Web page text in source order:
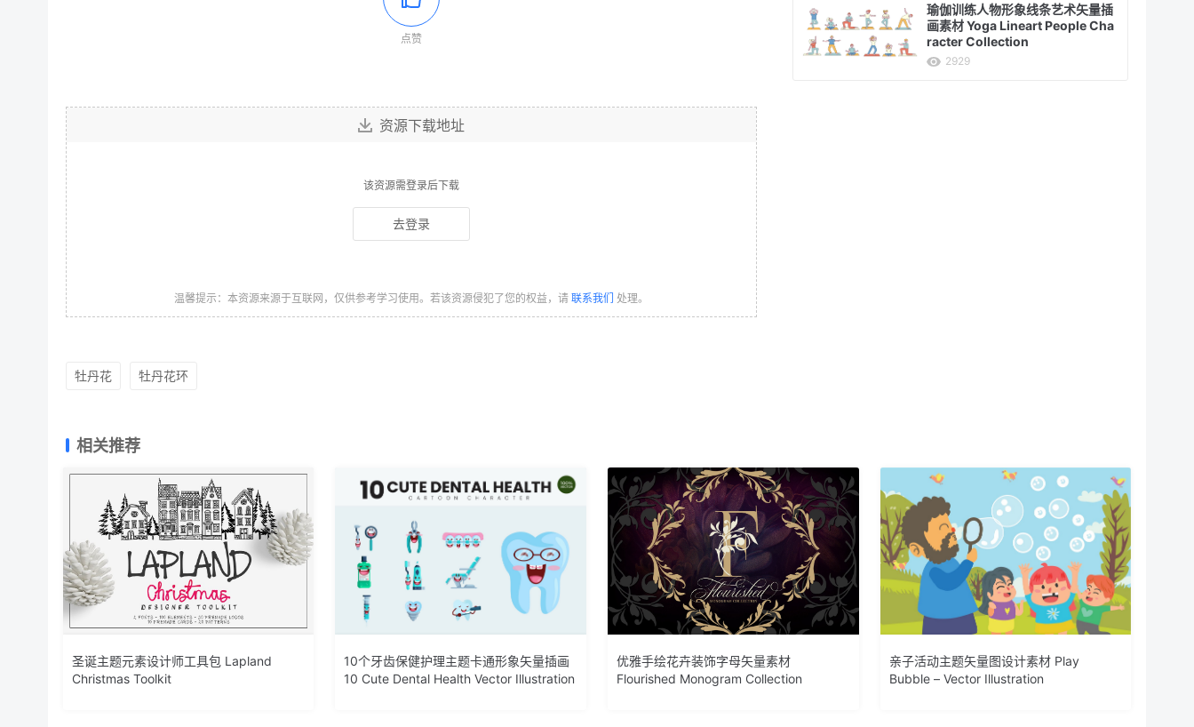
点赞
资源下载地址
该资源需登录后下载
去登录
温馨提示：本资源来源于互联网，仅供参考学习使用。若该资源侵犯了您的权益，请 联系我们 处理。
瑜伽训练人物形象线条艺术矢量插
画素材 Yoga Lineart People Cha
racter Collection
2929
牡丹花 牡丹花环
相关推荐
圣诞主题元素设计师工具包 Lapland
Christmas Toolkit
10个牙齿保健护理主题卡通形象矢量插画
10 Cute Dental Health Vector Illustration
优雅手绘花卉装饰字母矢量素材
Flourished Monogram Collection
亲子活动主题矢量图设计素材 Play
Bubble – Vector Illustration